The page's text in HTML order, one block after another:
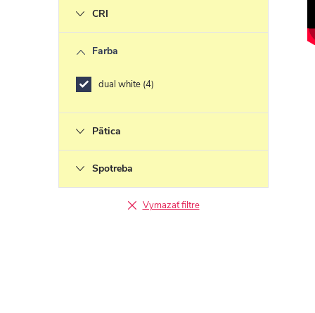
CRI
Farba
dual white 4
Pätica
Spotreba
Vymazať filtre
i